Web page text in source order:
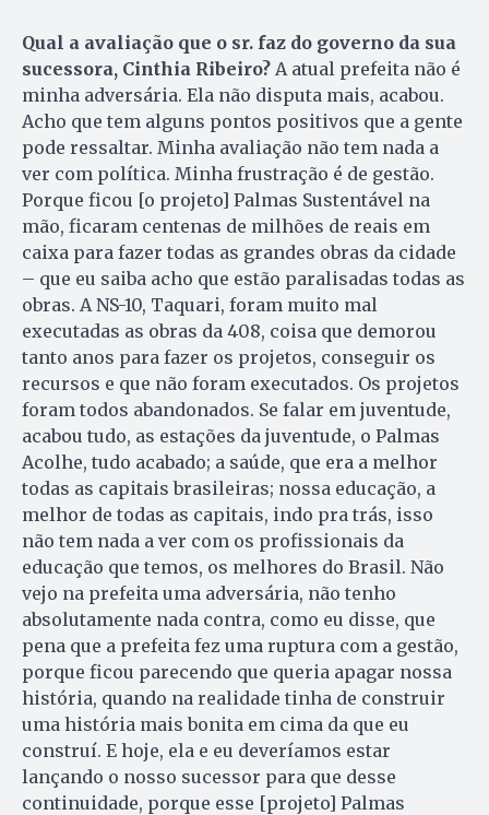
Qual a avaliação que o sr. faz do governo da sua
sucessora, Cinthia Ribeiro? A atual prefeita não é
minha adversária. Ela não disputa mais, acabou.
Acho que tem alguns pontos positivos que a gente
pode ressaltar. Minha avaliação não tem nada a
ver com política. Minha frustração é de gestão.
Porque ficou [o projeto] Palmas Sustentável na
mão, ficaram centenas de milhões de reais em
caixa para fazer todas as grandes obras da cidade
– que eu saiba acho que estão paralisadas todas as
obras. A NS-10, Taquari, foram muito mal
executadas as obras da 408, coisa que demorou
tanto anos para fazer os projetos, conseguir os
recursos e que não foram executados. Os projetos
foram todos abandonados. Se falar em juventude,
acabou tudo, as estações da juventude, o Palmas
Acolhe, tudo acabado; a saúde, que era a melhor
todas as capitais brasileiras; nossa educação, a
melhor de todas as capitais, indo pra trás, isso
não tem nada a ver com os profissionais da
educação que temos, os melhores do Brasil. Não
vejo na prefeita uma adversária, não tenho
absolutamente nada contra, como eu disse, que
pena que a prefeita fez uma ruptura com a gestão,
porque ficou parecendo que queria apagar nossa
história, quando na realidade tinha de construir
uma história mais bonita em cima da que eu
construí. E hoje, ela e eu deveríamos estar
lançando o nosso sucessor para que desse
continuidade, porque esse [projeto] Palmas